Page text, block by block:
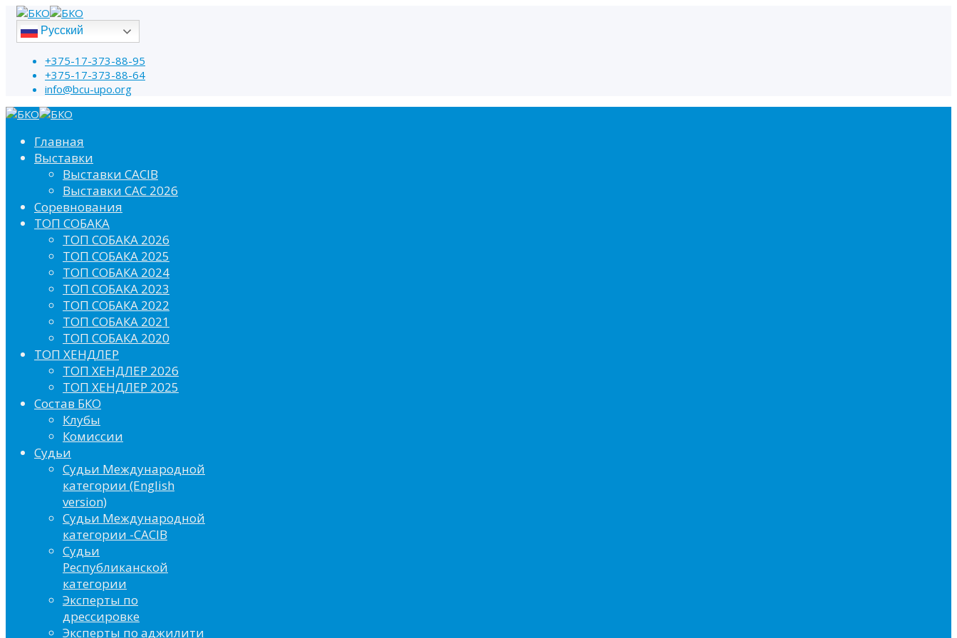
Русский
+375-17-373-88-95
+375-17-373-88-64
info@bcu-upo.org
Главная
Выставки
Выставки CACIB
Выставки САС 2026
Соревнования
ТОП СОБАКА
ТОП СОБАКА 2026
ТОП СОБАКА 2025
ТОП СОБАКА 2024
ТОП СОБАКА 2023
ТОП СОБАКА 2022
ТОП СОБАКА 2021
ТОП СОБАКА 2020
ТОП ХЕНДЛЕР
ТОП ХЕНДЛЕР 2026
ТОП ХЕНДЛЕР 2025
Состав БКО
Клубы
Комиссии
Судьи
Судьи Международной
категории (English
version)
Судьи Международной
категории -CACIB
Судьи
Республиканской
категории
Эксперты по
дрессировке
Эксперты по аджилити